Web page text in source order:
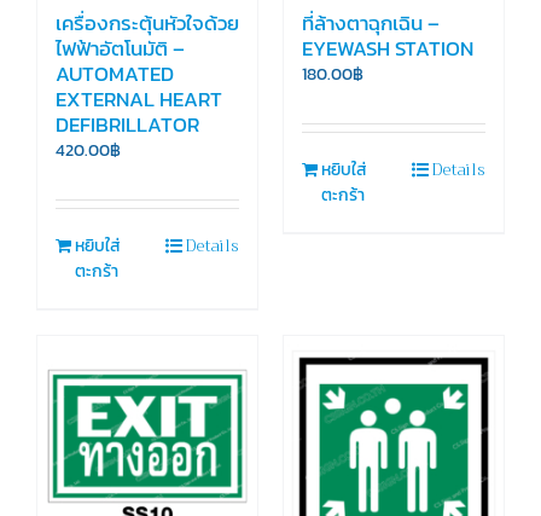
เครื่องกระตุ้นหัวใจด้วย
ไฟฟ้าอัตโนมัติ –
AUTOMATED
EXTERNAL HEART
DEFIBRILLATOR
420.00฿
หยิบใส่
ตะกร้า
Details
ที่ล้างตาฉุกเฉิน –
EYEWASH STATION
180.00฿
หยิบใส่
ตะกร้า
Details